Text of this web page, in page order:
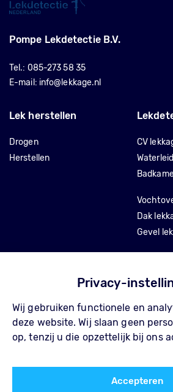
Privacy-
Wij gebruiken functionele en
deze website. Wij slaan geen
op, tenzij u die opzettelijk bij ons
Accepteren
Pompe Lekdetectie B.V.
Tel.: 085-273 58 35
E-mail: info@lekkage.nl
CV
Dak
Gevel
Lek herstellen
Drogen
Herstellen
Over Pompe
Waarom Pompe
Referenties
FAQ